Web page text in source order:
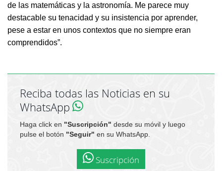
de las matemáticas y la astronomía. Me parece muy
destacable su tenacidad y su insistencia por aprender,
pese a estar en unos contextos que no siempre eran
comprendidos”.
Reciba todas las Noticias en su
WhatsApp
Haga click en "Suscripción" desde su móvil y luego
pulse el botón "Seguir" en su WhatsApp.
Suscripción